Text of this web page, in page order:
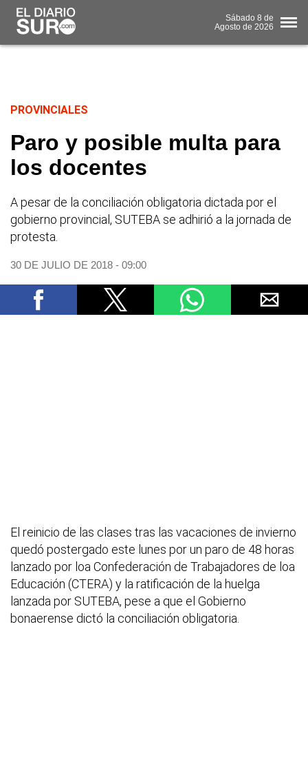
Sábado 8 de
Agosto de 2026
PROVINCIALES
Paro y posible multa para
los docentes
A pesar de la conciliación obligatoria dictada por el
gobierno provincial, SUTEBA se adhirió a la jornada de
protesta.
30 DE JULIO DE 2018 - 09:00
El reinicio de las clases tras las vacaciones de invierno
quedó postergado este lunes por un paro de 48 horas
lanzado por loa Confederación de Trabajadores de loa
Educación (CTERA) y la ratificación de la huelga
lanzada por SUTEBA, pese a que el Gobierno
bonaerense dictó la conciliación obligatoria.